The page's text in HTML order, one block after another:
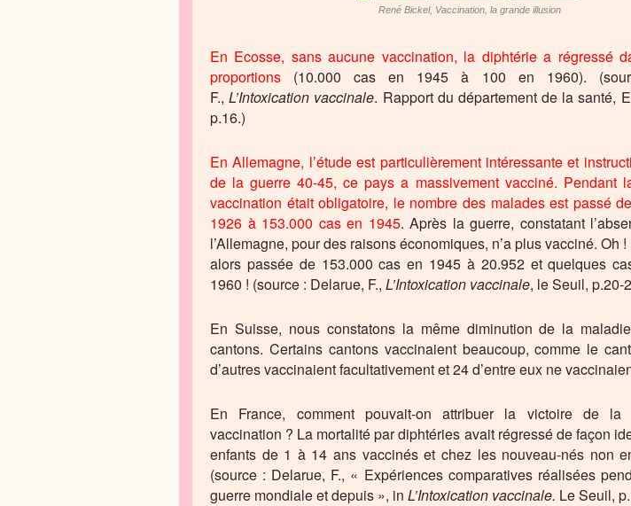
René Bickel, Vaccination, la grande illusion
En Ecosse, sans aucune vaccination, la diphtérie a régressé
proportions (10.000 cas en 1945 à 100 en 1960).
F.,L’Intoxication vaccinale. Rapport du département de la santé,
p.16.)
En Allemagne, l’étude est particulièrement intéressante et
de la guerre 40-45, ce pays a massivement vacciné. Pendant
vaccination était obligatoire, le nombre des malades est passé
1926 à 153.000 cas en 1945. Après la guerre, constatant
l’Allemagne, pour des raisons économiques, n’a plus vacciné. Oh
alors passée de 153.000 cas en 1945 à 20.952 et quelques
1960 ! (source : Delarue, F., L’Intoxication vaccinale, le Seuil, p.20-
En Suisse, nous constatons la même diminution de la
cantons. Certains cantons vaccinaient beaucoup, comme le
d’autres vaccinaient facultativement et 24 d’entre eux ne
En France, comment pouvait-on attribuer la victoire de
vaccination ? La mortalité par diphtéries avait régressé de façon
enfants de 1 à 14 ans vaccinés et chez les nouveau-nés non
(source : Delarue, F., « Expériences comparatives réalisées
guerre mondiale et depuis », in L’Intoxication vaccinale. Le Seuil,